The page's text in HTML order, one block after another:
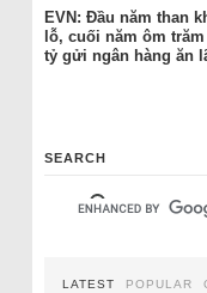
EVN: Đầu năm than
lỗ, cuối năm ôm
tỷ gửi ngân hàng ăn
SEARCH
LATEST POPULAR